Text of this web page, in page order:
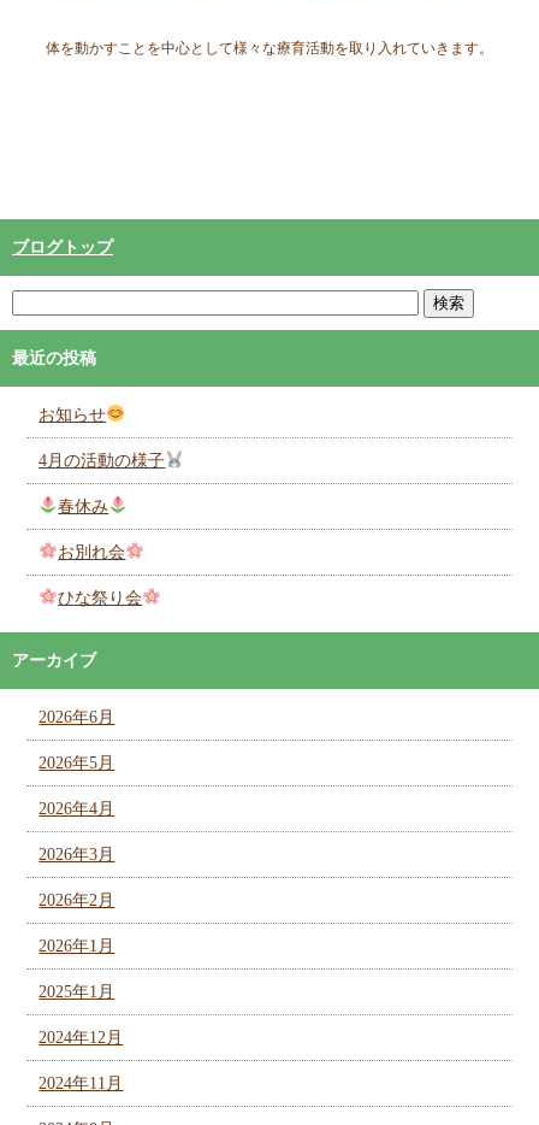
体を動かすことを中心として様々な療育活動を取り入れていきます。
ブログトップ
最近の投稿
お知らせ
4月の活動の様子
春休み
お別れ会
ひな祭り会
アーカイブ
2026年6月
2026年5月
2026年4月
2026年3月
2026年2月
2026年1月
2025年1月
2024年12月
2024年11月